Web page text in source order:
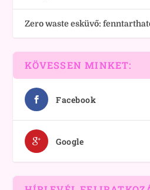
Zero waste esküvő:
KÖVESSEN MINKET:
Facebook
Google